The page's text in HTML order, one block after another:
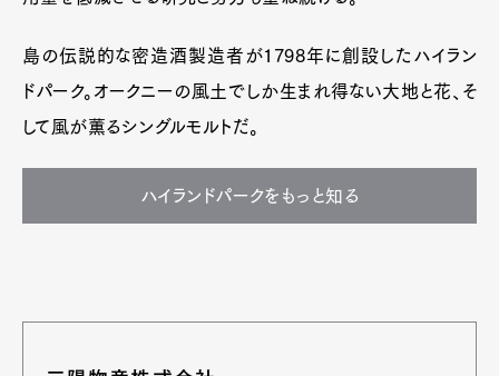
島の伝説的な密造酒製造者が1798年に創設したハイラン
ドパーク。オークニーの風土でしか生まれ得ない大地と花、そ
して風が薫るシングルモルトだ。
ハイランドパークをもっと知る